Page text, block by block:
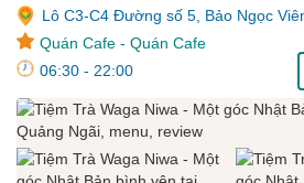
yên.Lô C3-C4 Đường số 5, Bảo Ngọc
Quán Cafe - Quán Cafe
06:30 - 22:00